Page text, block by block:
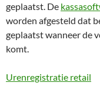
geplaatst. De
worden afgesteld dat
geplaatst wanneer de
komt.
Urenregistratie retail